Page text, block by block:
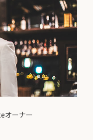
オーナー